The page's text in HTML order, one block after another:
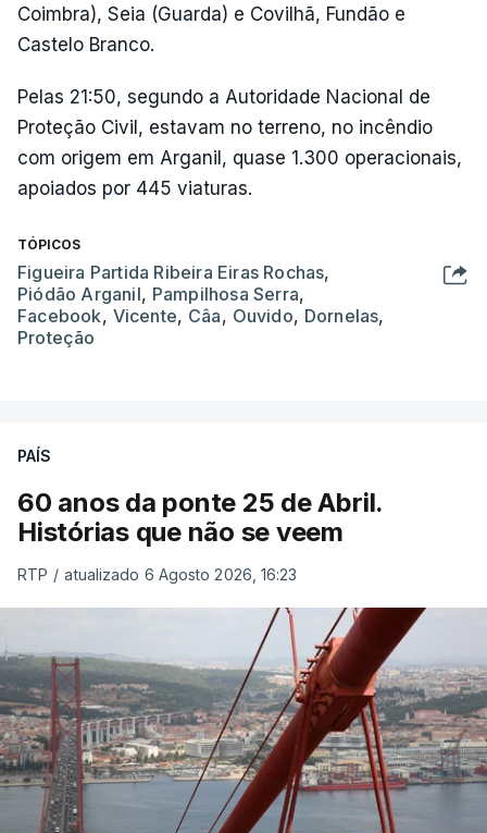
Coimbra), Seia (Guarda) e Covilhã, Fundão e
Castelo Branco.
Pelas 21:50, segundo a Autoridade Nacional de
Proteção Civil, estavam no terreno, no incêndio
com origem em Arganil, quase 1.300 operacionais,
apoiados por 445 viaturas.
TÓPICOS
Figueira Partida Ribeira Eiras Rochas,
Piódão Arganil, Pampilhosa Serra,
Facebook, Vicente, Câa, Ouvido, Dornelas,
Proteção
PAÍS
60 anos da ponte 25 de Abril.
Histórias que não se veem
RTP / atualizado 6 Agosto 2026, 16:23